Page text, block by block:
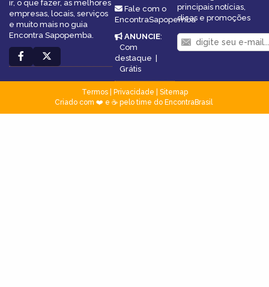
ir, o que fazer, as melhores
empresas, locais, serviços
e muito mais no guia
Encontra Sapopemba.
Fale com o
EncontraSapopemba
ANUNCIE:
Com
destaque |
Grátis
principais notícias,
dicas e promoções
Termos| Privacidade
Sitemap
Criado com ❤️ e ☕ pelo time do EncontraBrasil